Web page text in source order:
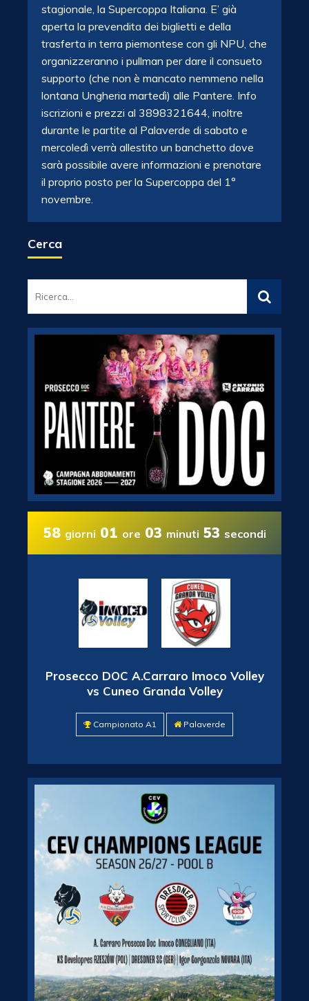
stagionale, la Supercoppa Italiana. E’ già
aperta la prevendita dei biglietti e della
trasferta in terra piemontese con gli NPU, che
organizzeranno i pullman per dare il consueto
supporto (che non è mancato nemmeno nella
lontana Ungheria martedì) alle Pantere. Info
iscrizioni e prezzi al 3898321644, inoltre
durante le partite al Palaverde di sabato e
mercoledì verrà allestito un banchetto dove
sarà possibile avere informazioni e prenotare
il proprio posto per la Supercoppa del 1°
novembre.
Cerca
58 giorni 01 ore 03 minuti 52 secondi
Prosecco DOC A.Carraro Imoco Volley
vs Cuneo Granda Volley
Campionato A1 Palaverde